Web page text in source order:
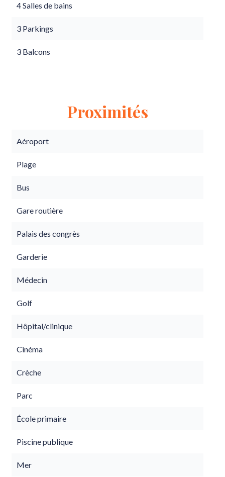
4 Salles de bains
3 Parkings
3 Balcons
Proximités
Aéroport
Plage
Bus
Gare routière
Palais des congrès
Garderie
Médecin
Golf
Hôpital/clinique
Cinéma
Crèche
Parc
École primaire
Piscine publique
Mer